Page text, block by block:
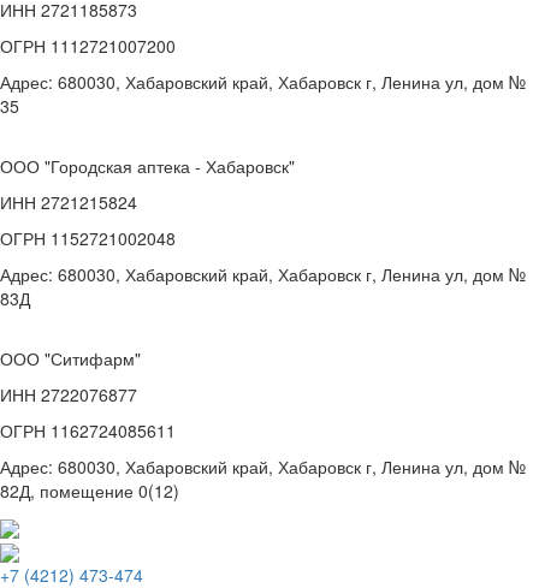
ИНН 2721185873
ОГРН 1112721007200
Адрес: 680030, Хабаровский край, Хабаровск г, Ленина ул, дом №
35
ООО "Городская аптека - Хабаровск"
ИНН 2721215824
ОГРН 1152721002048
Адрес: 680030, Хабаровский край, Хабаровск г, Ленина ул, дом №
83Д
ООО "Ситифарм"
ИНН 2722076877
ОГРН 1162724085611
Адрес: 680030, Хабаровский край, Хабаровск г, Ленина ул, дом №
82Д, помещение 0(12)
+7 (4212) 473-474